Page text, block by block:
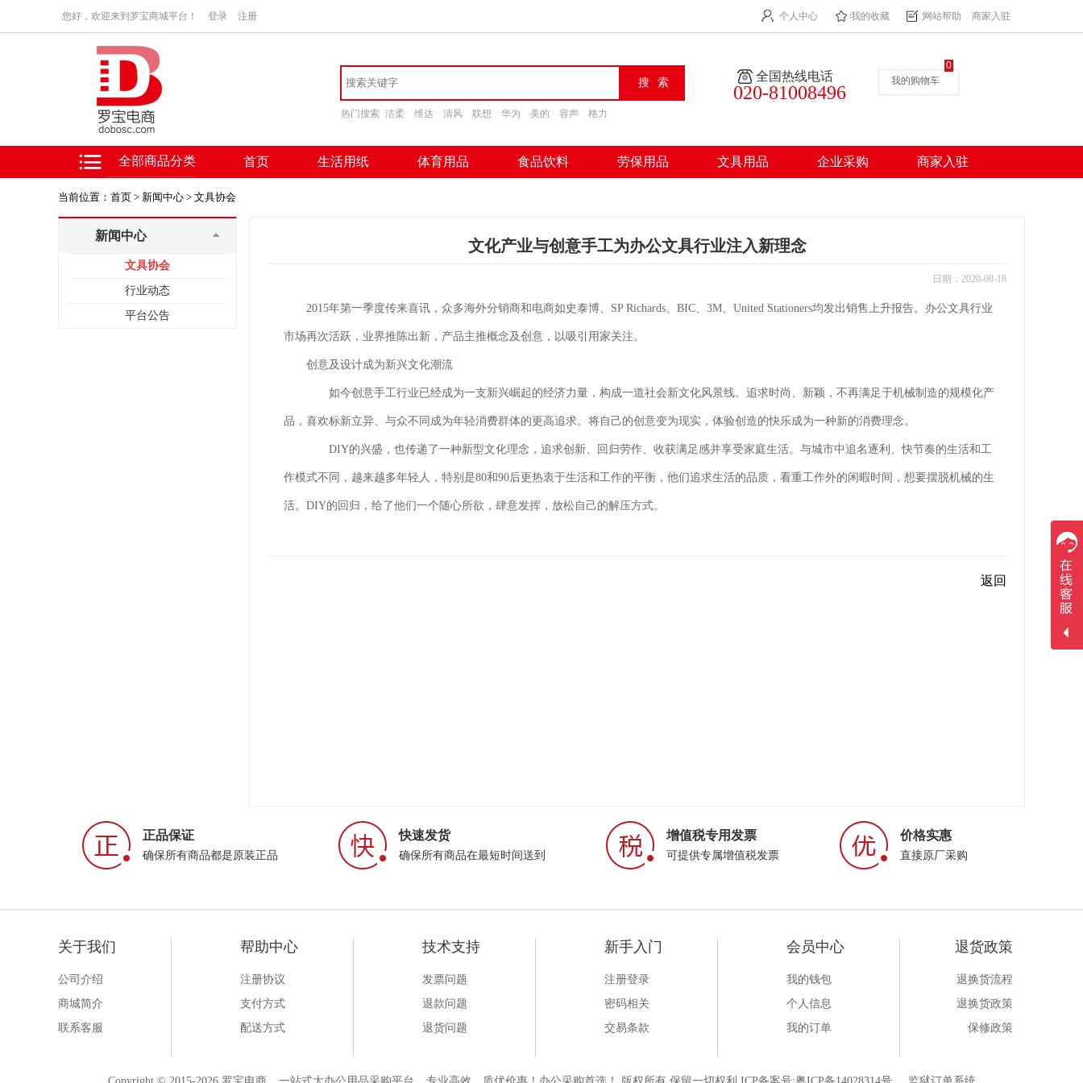
您好，欢迎来到罗宝商城平台！ 登录 注册 个人中心 我的收藏 网站帮助 商家入驻
热门搜索 洁柔 维达 清风 联想 华为 美的 容声 格力
全国热线电话
020-81008496
我的购物车
0
全部商品分类 首页 生活用纸 体育用品 食品饮料 劳保用品 文具用品 企业采购 商家入驻
当前位置： 首页 > 新闻中心 > 文具协会
新闻中心
文具协会
行业动态
平台公告
文化产业与创意手工为办公文具行业注入新理念
日期：2020-08-18
2015年第一季度传来喜讯，众多海外分销商和电商如史泰博、SP Richards、BIC、3M、United Stationers均发出销售上升报告。办公文具行业
市场再次活跃，业界推陈出新，产品主推概念及创意，以吸引用家关注。
创意及设计成为新兴文化潮流
如今创意手工行业已经成为一支新兴崛起的经济力量，构成一道社会新文化风景线。追求时尚、新颖，不再满足于机械制造的规模化产
品，喜欢标新立异、与众不同成为年轻消费群体的更高追求。将自己的创意变为现实，体验创造的快乐成为一种新的消费理念。
DIY的兴盛，也传递了一种新型文化理念，追求创新、回归劳作、收获满足感并享受家庭生活。与城市中追名逐利、快节奏的生活和工
作模式不同，越来越多年轻人，特别是80和90后更热衷于生活和工作的平衡，他们追求生活的品质，看重工作外的闲暇时间，想要摆脱机械的生
活。DIY的回归，给了他们一个随心所欲，肆意发挥，放松自己的解压方式。
返回
正品保证
确保所有商品都是原装正品
快速发货
确保所有商品在最短时间送到
增值税专用发票
可提供专属增值税发票
价格实惠
直接原厂采购
关于我们
公司介绍
商城简介
联系客服
帮助中心
注册协议
支付方式
配送方式
技术支持
发票问题
退款问题
退货问题
新手入门
注册登录
密码相关
交易条款
会员中心
我的钱包
个人信息
我的订单
退货政策
退换货流程
退换货政策
保修政策